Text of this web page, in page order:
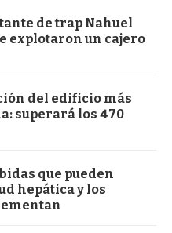
de trap Nahuel
explotaron un cajero
del edificio más
superará los 470
que pueden
hepática y los